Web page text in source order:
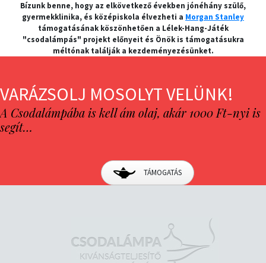
Bízunk benne, hogy az elkövetkező években jónéhány szülő,
gyermekklinika, és középiskola élvezheti a Morgan Stanley
támogatásának köszönhetően a Lélek-Hang-Játék
"csodalámpás" projekt előnyeit és Önök is támogatásukra
méltónak találják a kezdeményezésünket.
VARÁZSOLJ MOSOLYT VELÜNK!
A Csodalámpába is kell ám olaj, akár 1000 Ft-nyi is
segít…
TÁMOGATÁS